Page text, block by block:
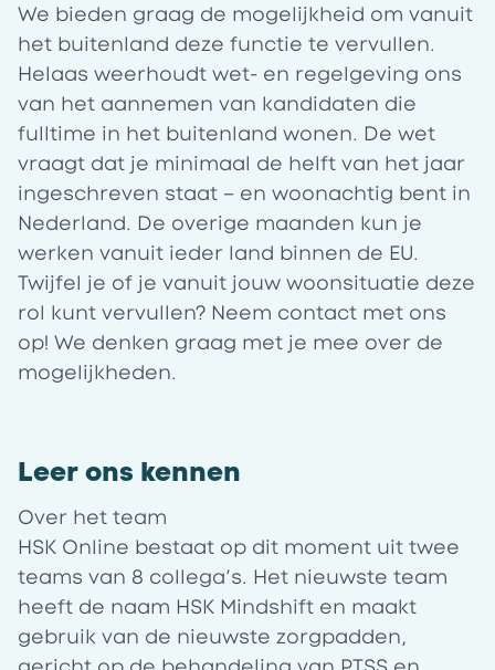
We bieden graag de mogelijkheid om vanuit
het buitenland deze functie te vervullen.
Helaas weerhoudt wet- en regelgeving ons
van het aannemen van kandidaten die
fulltime in het buitenland wonen. De wet
vraagt dat je minimaal de helft van het jaar
ingeschreven staat – en woonachtig bent in
Nederland. De overige maanden kun je
werken vanuit ieder land binnen de EU.
Twijfel je of je vanuit jouw woonsituatie deze
rol kunt vervullen? Neem contact met ons
op! We denken graag met je mee over de
mogelijkheden.
Leer ons kennen
Over het team
HSK Online bestaat op dit moment uit twee
teams van 8 collega’s. Het nieuwste team
heeft de naam HSK Mindshift en maakt
gebruik van de nieuwste zorgpadden,